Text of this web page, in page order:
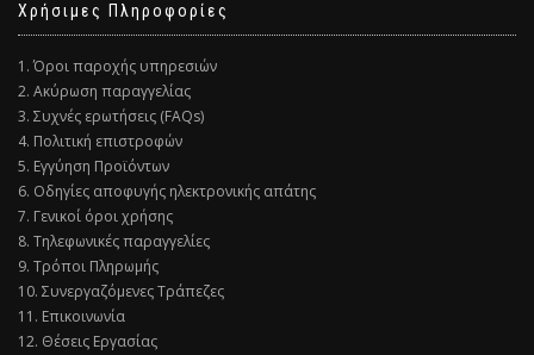
Χρήσιμες Πληροφορίες
1. Όροι παροχής υπηρεσιών
2. Ακύρωση παραγγελίας
3. Συχνές ερωτήσεις (FAQs)
4. Πολιτική επιστροφών
5. Εγγύηση Προϊόντων
6. Οδηγίες αποφυγής ηλεκτρονικής απάτης
7. Γενικοί όροι χρήσης
8. Τηλεφωνικές παραγγελίες
9. Τρόποι Πληρωμής
10. Συνεργαζόμενες Τράπεζες
11. Επικοινωνία
12. Θέσεις Εργασίας